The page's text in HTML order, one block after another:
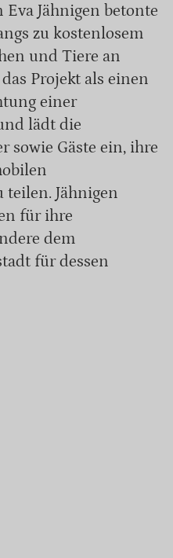
Jähnigen betonte
zu kostenlosem
und Tiere an
Projekt als einen
einer
lädt die
sowie Gäste ein, ihre
Jähnigen
für ihre
dem
für dessen